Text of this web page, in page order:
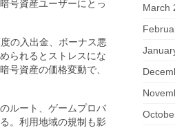
号資産ユーザーにとっ
の入出金、ボーナス悪
られるとストレスにな
号資産の価格変動で、
ルート、ゲームプロバ
。利用地域の規制も影
March